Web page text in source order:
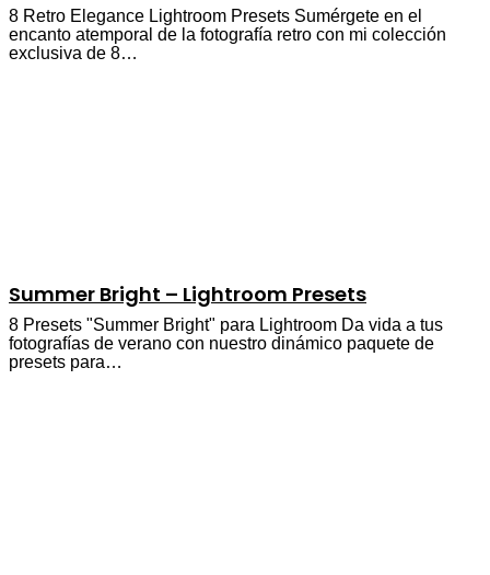
8 Retro Elegance Lightroom Presets Sumérgete en el
encanto atemporal de la fotografía retro con mi colección
exclusiva de 8…
Summer Bright – Lightroom Presets
8 Presets "Summer Bright" para Lightroom Da vida a tus
fotografías de verano con nuestro dinámico paquete de
presets para…